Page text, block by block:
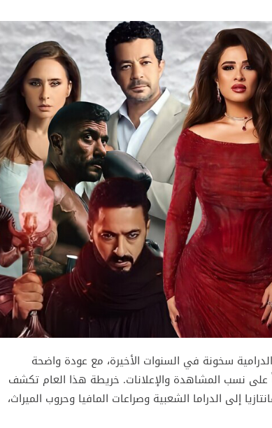
المواسم الدرامية سخونة في السنوات الأخيرة، مع عودة واضحة
شرساً على نسب المشاهدة والإعلانات. خريطة هذا العام تكشف
إلى الدراما الشعبية وصراعات المافيا وحروب الميراث،